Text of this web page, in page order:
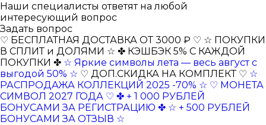
Наши специалисты ответят на любой
интересующий вопрос
Задать вопрос
♡ БЕСПЛАТНАЯ ДОСТАВКА ОТ 3000 ₽ ♡ ☆ ПОКУПКИ
В СПЛИТ и ДОЛЯМИ ☆ ✤ КЭШБЭК 5% С КАЖДОЙ
ПОКУПКИ ✤ ☆ Яркие символы лета — весь август с
выгодой 50% ☆ ♡ ДОП.СКИДКА НА КОМПЛЕКТ ♡ ☆
РАСПРОДАЖА КОЛЛЕКЦИЙ 2025 -70% ☆ ♡ МОНЕТА
СИМВОЛ 2027 ГОДА ♡ ✤ + 1 000 РУБЛЕЙ
БОНУСАМИ ЗА РЕГИСТРАЦИЮ ✤ ☆ + 500 РУБЛЕЙ
БОНУСАМИ ЗА ОТЗЫВ ☆